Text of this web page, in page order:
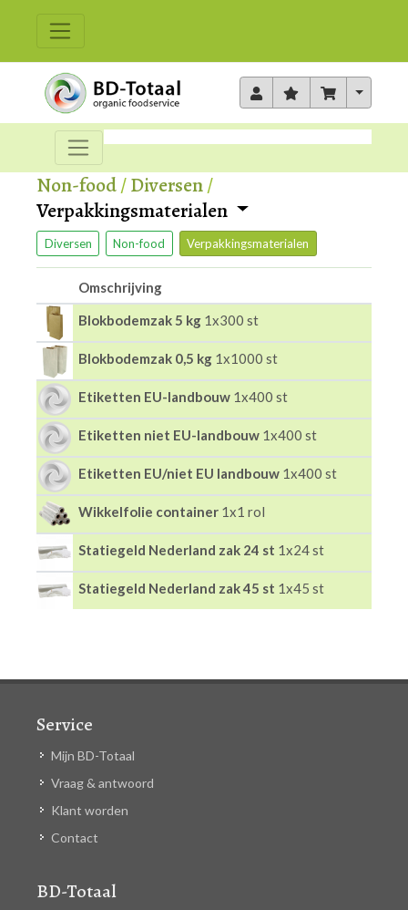
Toggle
Non-food/Diversen/
Verpakkingsmaterialen
Diversen Non-food Verpakkingsmaterialen
Omschrijving
Blokbodemzak 5 kg 1x300 st
Blokbodemzak 0,5 kg 1x1000 st
Etiketten EU-landbouw 1x400 st
Etiketten niet EU-landbouw 1x400 st
Etiketten EU/niet EU landbouw 1x400 st
Wikkelfolie container 1x1 rol
Statiegeld Nederland zak 24 st 1x24 st
Statiegeld Nederland zak 45 st 1x45 st
Service
Mijn BD-Totaal
Vraag & antwoord
Klant worden
Contact
BD-Totaal